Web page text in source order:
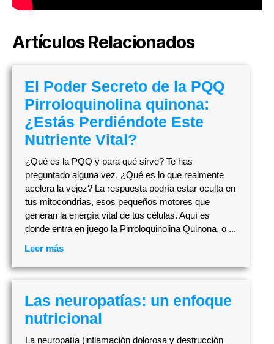
Artículos Relacionados
El Poder Secreto de la PQQ
Pirroloquinolina quinona:
¿Estás Perdiéndote Este
Nutriente Vital?
¿Qué es la PQQ y para qué sirve? Te has
preguntado alguna vez, ¿Qué es lo que realmente
acelera la vejez? La respuesta podría estar oculta en
tus mitocondrias, esos pequeños motores que
generan la energía vital de tus células. Aquí es
donde entra en juego la Pirroloquinolina Quinona, o ...
Leer más
Las neuropatías: un enfoque
nutricional
La neuropatía (inflamación dolorosa y destrucción